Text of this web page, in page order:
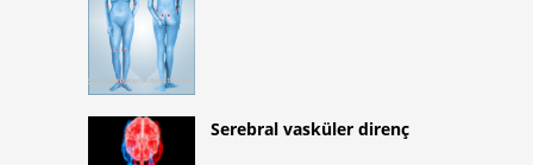
Serebral vasküler direnç